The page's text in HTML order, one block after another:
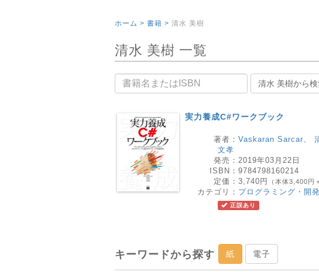
ホーム > 書籍 > 清水 美樹
清水 美樹 一覧
書籍名 清水 美樹から
実力養成C#ワークブック
著者： Vaskaran Sarcar、
文孝
発売： 2019年03月22日
ISBN： 9784798160214
定価： 3,740円 （本体3,400円
カテゴリ： プログラミング・開発
正誤あり
キーワードから探す 紙 電子